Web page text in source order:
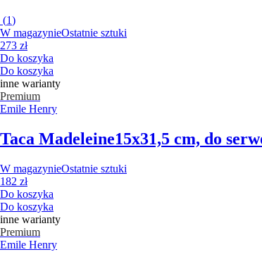
(1)
W magazynieOstatnie sztuki
273 zł
Do koszyka
Do koszyka
inne warianty
Premium
Emile Henry
Taca Madeleine15x31,5 cm, do
W magazynieOstatnie sztuki
182 zł
Do koszyka
Do koszyka
inne warianty
Premium
Emile Henry